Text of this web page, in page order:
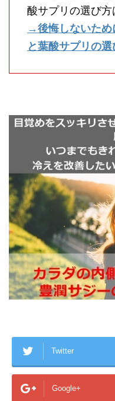
酸サプリの選び方
→後悔しないため
と葉酸サプリの選
Twitter
Google+